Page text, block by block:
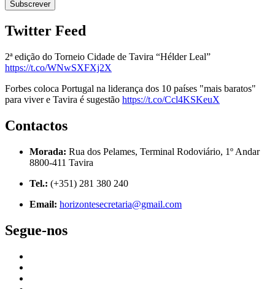
Twitter Feed
2ª edição do Torneio Cidade de Tavira “Hélder Leal”
https://t.co/WNwSXFXj2X
Forbes coloca Portugal na liderança dos 10 países "mais baratos"
para viver e Tavira é sugestão https://t.co/Ccl4KSKeuX
Contactos
Morada: Rua dos Pelames, Terminal Rodoviário, 1º Andar
8800-411 Tavira
Tel.: (+351) 281 380 240
Email: horizontesecretaria@gmail.com
Segue-nos